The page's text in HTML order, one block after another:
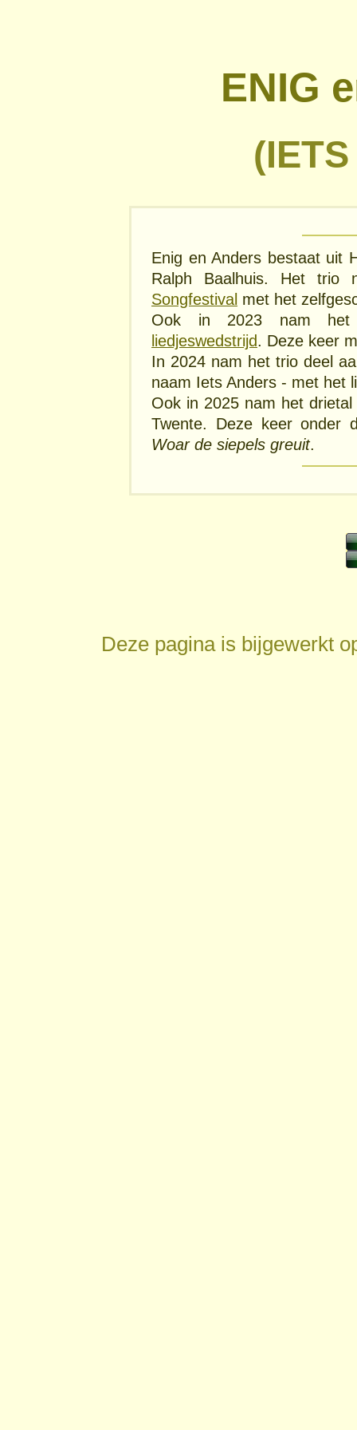
ENIG
Enig en Anders bestaat uit
Ralph Baalhuis. Het
Songfestival met het
Ook in 2023 nam
liedjeswedstrijd. Deze keer
In 2024 nam het trio deel
naam Iets Anders - met het
Ook in 2025 nam het
Twente. Deze keer onder
Woar de siepels greuit.
Deze pagina is bijgewerkt